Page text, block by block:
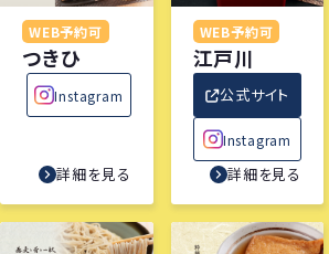
WEB予約可
つきひ
Instagram
詳細を見る
WEB予約可
江戸川
公式サイト
Instagram
詳細を見る